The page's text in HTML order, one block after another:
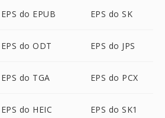
EPS do EPUB EPS do SK
EPS do ODT EPS do JPS
EPS do TGA EPS do PCX
EPS do HEIC EPS do SK1